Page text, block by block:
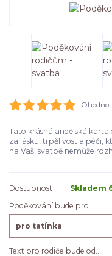
Tato krásná andělská
za lásku, trpělivost a péči,
na Vaší svatbě nemůže
Dostupnost
Skladem
Poděkování bude pro
Text pro rodiče bude od...